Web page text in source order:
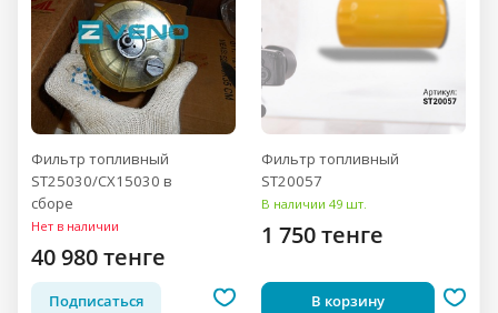
Фильтр топливный
ST25030/CX15030 в
сборе
Нет в наличии
40 980 тенге
Подписаться
Фильтр топливный
ST20057
В наличии 49 шт.
1 750 тенге
В корзину